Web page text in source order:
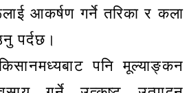
आकर्षण गर्ने तरिका र कला
पर्दछ।
पनि मूल्याङ्कन